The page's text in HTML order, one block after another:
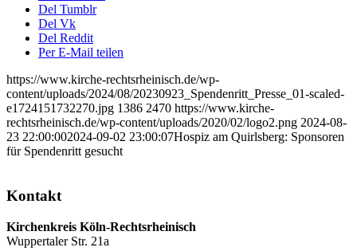
Del Tumblr
Del Vk
Del Reddit
Per E-Mail teilen
https://www.kirche-rechtsrheinisch.de/wp-
content/uploads/2024/08/20230923_Spendenritt_Presse_01-scaled-
e1724151732270.jpg 1386 2470 https://www.kirche-
rechtsrheinisch.de/wp-content/uploads/2020/02/logo2.png 2024-08-
23 22:00:002024-09-02 23:00:07Hospiz am Quirlsberg: Sponsoren
für Spendenritt gesucht
Kontakt
Kirchenkreis Köln-Rechtsrheinisch
Wuppertaler Str. 21a